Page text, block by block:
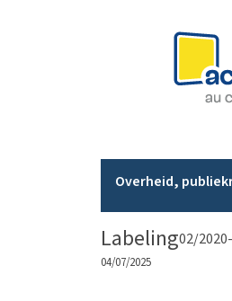
Overheid,
Labeling02/2020
04/07/2025